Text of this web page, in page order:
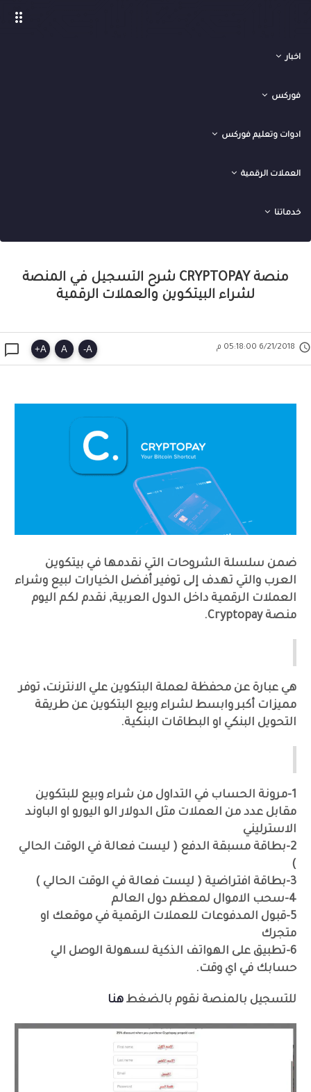
drag_indicator
اخبار
فوركس
ادوات وتعليم فوركس
العملات الرقمية
خدماتنا
الصفحة الرئيسية
منصة CRYPTOPAY شرح التسجيل في المنصة
لشراء البيتكوين والعملات الرقمية
 6/21/2018 05:18:00 م  A
-
A
A
+
ضمن سلسلة الشروحات التي نقدمها في بيتكوين
العرب والتي تهدف إلى توفير أفضل الخيارات لبيع وشراء
العملات الرقمية داخل الدول العربية, نقدم لكم اليوم
منصة Cryptopay.
هي عبارة عن محفظة لعملة البتكوين علي الانترنت، توفر
مميزات أكبر وابسط لشراء وبيع البتكوين عن طريقة
التحويل البنكي او البطاقات البنكية.
1-مرونة الحساب في التداول من شراء وبيع للبتكوين
مقابل عدد من العملات مثل الدولار الو اليورو او الباوند
الاسترليني
2-بطاقة مسبقة الدفع ( ليست فعالة في الوقت الحالي
)
3-بطاقة افتراضية ( ليست فعالة في الوقت الحالي )
4-سحب الاموال لمعظم دول العالم
5-قبول المدفوعات للعملات الرقمية في موقعك او
متجرك
6-تطبيق على الهواتف الذكية لسهولة الوصل الي
حسابك في اي وقت.
للتسجيل بالمنصة نقوم بالضغط هنا